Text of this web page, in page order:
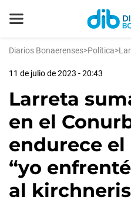
Diarios Bonaerenses>Política>
11 de julio de 2023 - 20:43
Larreta
en el
endurece el
“yo
al